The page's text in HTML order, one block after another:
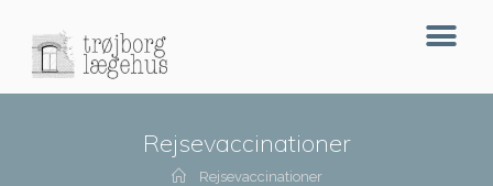
Rejsevaccinationer
Rejsevaccinationer